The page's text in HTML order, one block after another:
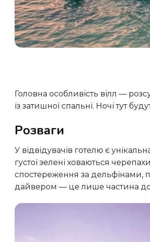
Головна особливість вілл — розсувний дах. Гості острова можуть спостерігати за зоряним небом Мальдів прямо
із затишної спальні. Ночі тут
Розваги
У відвідувачів готелю є унікальна можливість вивчити різноманітну флору і фауну острова Медхуфару. Серед
густої зелені ховаються
спостереження за дельфінами,
дайвером — це лише частина